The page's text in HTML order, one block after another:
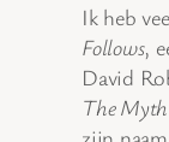
Ik heb
Follows,
David
The